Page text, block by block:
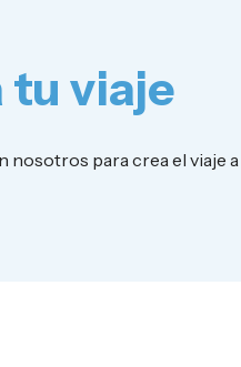
tu viaje
nosotros para crea el viaje